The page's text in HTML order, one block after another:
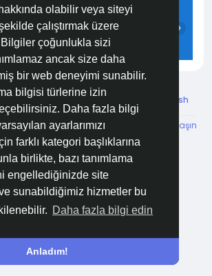
olabilir veya siteyi
çalıştırmak üzere
Bilgiler çoğunlukla sizi
ancak size daha
bir web deneyimi sunabilir.
bilgisi türlerine izin
Daha fazla bilgi
ayarlarımızı
farklı kategori başlıklarına
birlikte, bazı tanımlama
engellediğinizde site
sunabildiğimiz hizmetler bu
Daha fazla bilgi edin
Anladım!
04:00
24°C
05:00
24°C
06:00
›
Turkish
KVKK HSVTP
Bize Ulaşın